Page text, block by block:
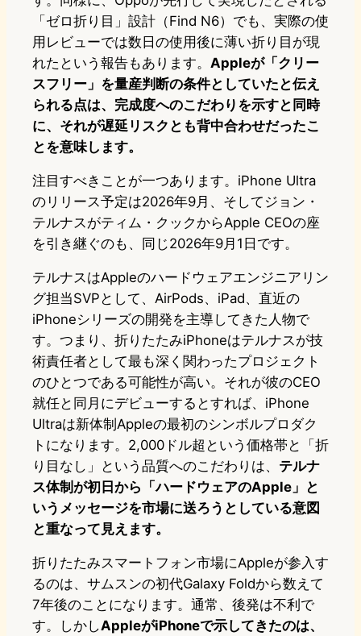
「ゼロ折り目」設計（Find N6）でも、実際の使
用レビューでは数日の使用後に薄い折り目が現
れたという報告もあります。 Appleが「クリー
スフリー」を量産判断の条件としていたと伝え
られる点は、完成度へのこだわりを示すと同時
に、それが遅延リスクとも背中合わせだったこ
とを意味します。
注目すべきことが一つあります。iPhone Ultra
のリリース予定は2026年9月、そしてジョン・
テルナスがティム・クックからApple CEOの座
を引き継ぐのも、同じ2026年9月1日です。
テルナスはAppleのハードウェアエンジニアリン
グ担当SVPとして、AirPods、iPad、直近の
iPhoneシリーズの開発を主導してきた人物で
す。つまり、折りたたみiPhoneはテルナスが技
術責任者として最も深く関わったプロジェクト
のひとつである可能性が高い。それが彼のCEO
就任と同月にデビューするとすれば、iPhone
Ultraは新体制Appleの最初のシンボルプロダク
トになります。2,000ドル超という価格帯と「折
り目なし」という品質へのこだわりは、 テルナ
ス体制が初日から「ハードウェアのApple」と
いうメッセージを市場に送ろうとしている意図
と重なって見えます。
折りたたみスマートフォン市場にAppleが参入す
るのは、サムスンの初代Galaxy Foldから数えて
7年後のことになります。通常、後発は不利で
す。しかしAppleがiPhoneで示してきたのは、